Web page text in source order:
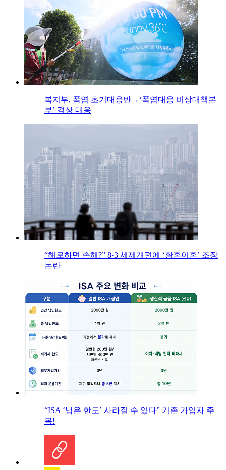
복지부, 폭염 초기대응반→‘폭염대응 비상대책본
부’ 격상 대응
“해로하면 손해?” 8·3 세제개편에 ‘황혼이혼’ 조장
논란
“ISA ‘남은 한도’ 사라질 수 있다” 기존 가입자 주
목!